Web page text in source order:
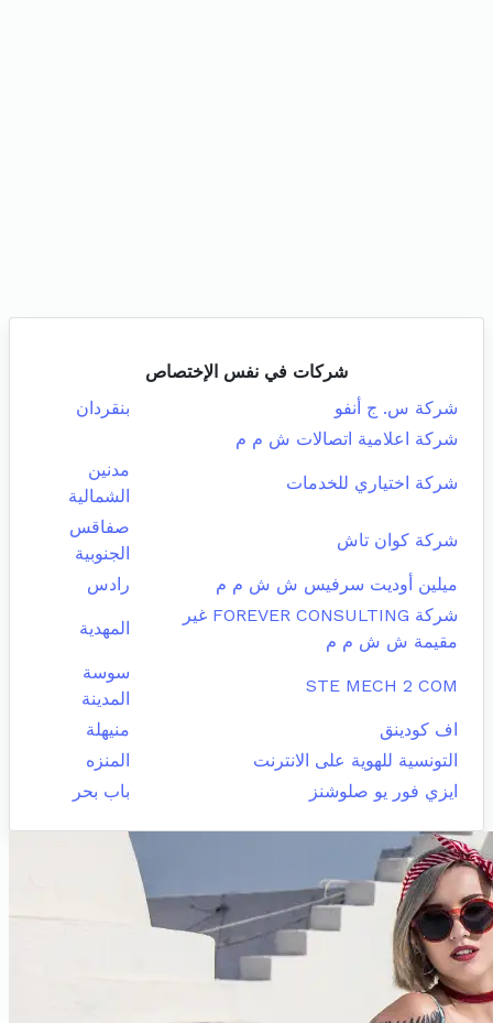
شركات في نفس الإختصاص
شركة س. ج أنفو
بنقردان
شركة اعلامية اتصالات ش م م
شركة اختياري للخدمات
مدنين
الشمالية
شركة كوان تاش
صفاقس
الجنوبية
ميلين أوديت سرفيس ش ش م م
رادس
شركة FOREVER CONSULTING غير
مقيمة ش ش م م
المهدية
STE MECH 2 COM
سوسة
المدينة
اف كودينق
منيهلة
التونسية للهوية على الانترنت
المنزه
ايزي فور يو صلوشنز
باب بحر